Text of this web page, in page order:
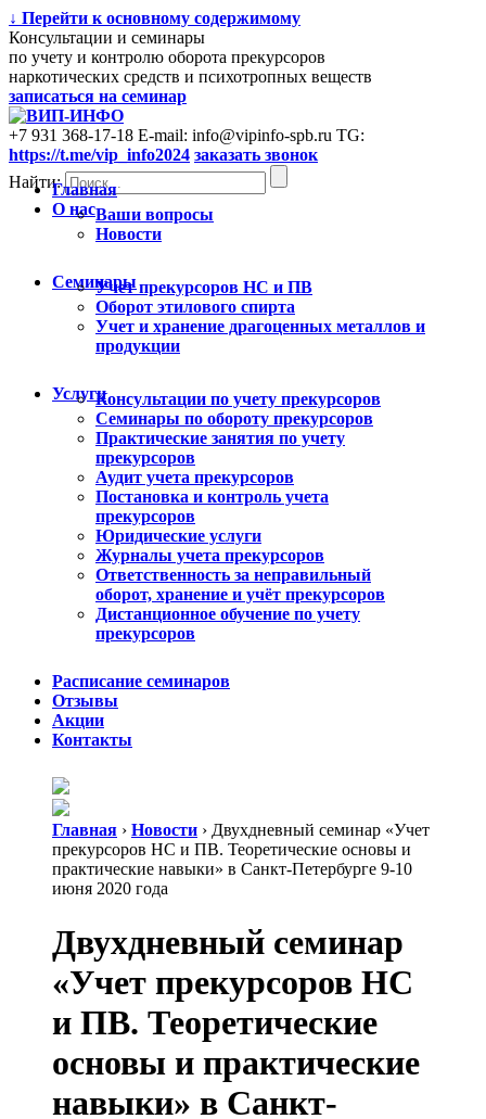
↓ Перейти к основному содержимому
Консультации и семинары
по учету и контролю оборота прекурсоров
наркотических средств и психотропных веществ
записаться на семинар
+7 931 368-17-18 E-mail: info@vipinfo-spb.ru TG:
https://t.me/vip_info2024 заказать звонок
Найти:Главная
О насВаши вопросы
Новости
СеминарыУчет прекурсоров НС и ПВ
Оборот этилового спирта
Учет и хранение драгоценных металлов и
продукции
УслугиКонсультации по учету прекурсоров
Cеминары по обороту прекурсоров
Практические занятия по учету
прекурсоров
Аудит учета прекурсоров
Постановка и контроль учета
прекурсоров
Юридические услуги
Журналы учета прекурсоров
Ответственность за неправильный
оборот, хранение и учёт прекурсоров
Дистанционное обучение по учету
прекурсоров
Расписание семинаров
Отзывы
Акции
Контакты
Главная › Новости › Двухдневный семинар «Учет
прекурсоров НС и ПВ. Теоретические основы и
практические навыки» в Санкт-Петербурге 9-10
июня 2020 года
Двухдневный семинар
«Учет прекурсоров НС
и ПВ. Теоретические
основы и практические
навыки» в Санкт-